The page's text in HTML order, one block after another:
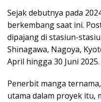
Sejak debutnya pada
berkembang saat ini.
dipajang di stasiun-
Shinagawa, Nagoya,
April hingga 30 Juni 2025.
Penerbit manga
utama dalam proyek itu,